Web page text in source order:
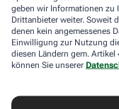
geben wir Informationen zu
Drittanbieter weiter. Soweit
denen kein angemessenes
Einwilligung zur Nutzung
diesen Ländern gem. Artikel
können Sie unserer
Zahnfleischrand über
Kontaktstelle. Selbst
Verletzungsgefahr
und extrastarken
Reinigungsbewegung
Das House of Mouth
konsequente